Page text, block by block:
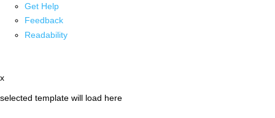
Get Help
Feedback
Readability
x
selected template will load here